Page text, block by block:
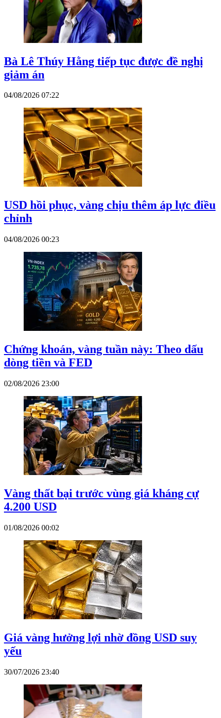
Bà Lê Thúy Hằng tiếp tục được đề nghị
giảm án
04/08/2026 07:22
USD hồi phục, vàng chịu thêm áp lực điều
chỉnh
04/08/2026 00:23
Chứng khoán, vàng tuần này: Theo dấu
dòng tiền và FED
02/08/2026 23:00
Vàng thất bại trước vùng giá kháng cự
4.200 USD
01/08/2026 00:02
Giá vàng hưởng lợi nhờ đồng USD suy
yếu
30/07/2026 23:40